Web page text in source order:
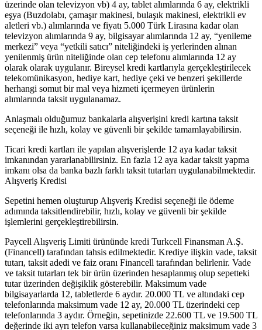
üzerinde olan televizyon vb) 4 ay, tablet alımlarında 6 ay, elektrikli
eşya (Buzdolabı, çamaşır makinesi, bulaşık makinesi, elektrikli ev
aletleri vb.) alımlarında ve fiyatı 5.000 Türk Lirasına kadar olan
televizyon alımlarında 9 ay, bilgisayar alımlarında 12 ay, “yenileme
merkezi” veya “yetkili satıcı” niteliğindeki iş yerlerinden alınan
yenilenmiş ürün niteliğinde olan cep telefonu alımlarında 12 ay
olarak olarak uygulanır. Bireysel kredi kartlarıyla gerçekleştirilecek
telekomünikasyon, hediye kart, hediye çeki ve benzeri şekillerde
herhangi somut bir mal veya hizmeti içermeyen ürünlerin
alımlarında taksit uygulanamaz.
Anlaşmalı olduğumuz bankalarla alışverişini kredi kartına taksit
seçeneği ile hızlı, kolay ve güvenli bir şekilde tamamlayabilirsin.
Ticari kredi kartları ile yapılan alışverişlerde 12 aya kadar taksit
imkanından yararlanabilirsiniz. En fazla 12 aya kadar taksit yapma
imkanı olsa da banka bazlı farklı taksit tutarları uygulanabilmektedir.
Alışveriş Kredisi
Sepetini hemen oluşturup Alışveriş Kredisi seçeneği ile ödeme
adımında taksitlendirebilir, hızlı, kolay ve güvenli bir şekilde
işlemlerini gerçekleştirebilirsin.
Paycell Alışveriş Limiti ürününde kredi Turkcell Finansman A.Ş.
(Financell) tarafından tahsis edilmektedir. Krediye ilişkin vade, taksit
tutarı, taksit adedi ve faiz oranı Financell tarafından belirlenir. Vade
ve taksit tutarları tek bir ürün üzerinden hesaplanmış olup sepetteki
tutar üzerinden değişiklik gösterebilir. Maksimum vade
bilgisayarlarda 12, tabletlerde 6 aydır. 20.000 TL ve altındaki cep
telefonlarında maksimum vade 12 ay, 20.000 TL üzerindeki cep
telefonlarında 3 aydır. Örneğin, sepetinizde 22.600 TL ve 19.500 TL
değerinde iki ayrı telefon varsa kullanabileceğiniz maksimum vade 3